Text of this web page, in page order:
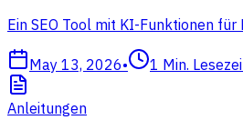
Ein SEO Tool mit KI-Funktionen
May 13, 2026• 1 Min.
Anleitungen